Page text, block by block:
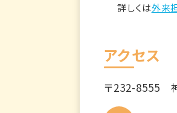
詳しくは外来
アクセス
〒232-8555